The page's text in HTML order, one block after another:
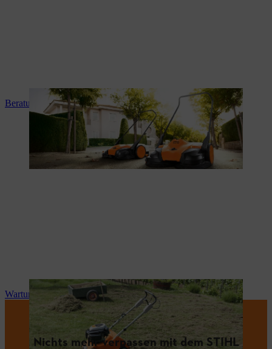
Beratung und Produkteinweisung
Wartung und Reparatur
Nichts mehr verpassen mit dem STIHL